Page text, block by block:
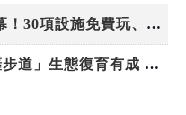
高雄最大親子遊樂園8/8開幕！30項設施免費玩、YOYO家族嗨翻暑假
虎頭埤森林秘境！「枯樹籬步道」生態復育有成 走進大自然生命教室